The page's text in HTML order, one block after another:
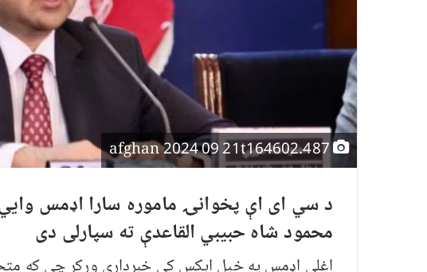
afghan 2024 09 21t164602.487
د سي ای اې پخوانۍ ماموره سارا اډمس وايي،
محمود شاه حبیبي القاعدې ته سپارلی دی